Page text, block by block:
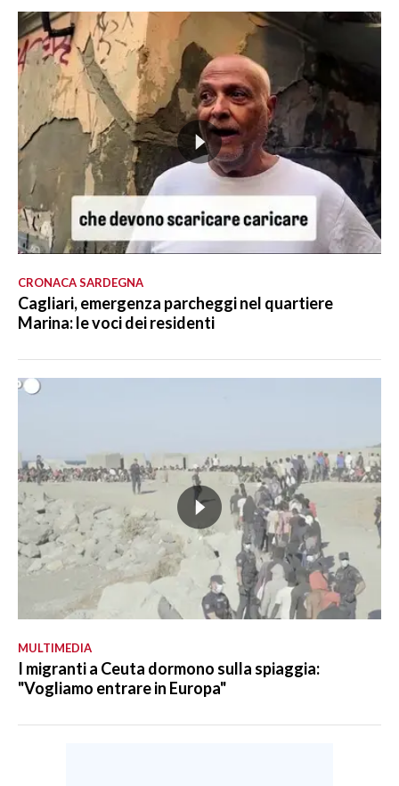
CRONACA SARDEGNA
Cagliari, emergenza parcheggi nel quartiere
Marina: le voci dei residenti
MULTIMEDIA
I migranti a Ceuta dormono sulla spiaggia:
"Vogliamo entrare in Europa"